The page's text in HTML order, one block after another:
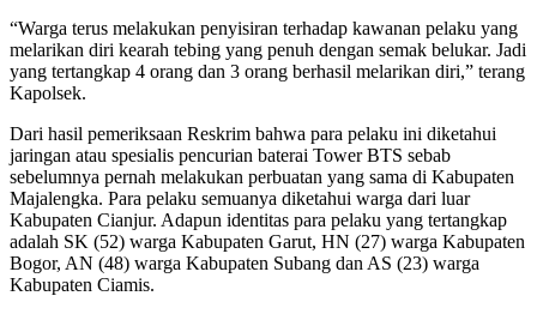
“Warga terus melakukan penyisiran terhadap kawanan pelaku yang
melarikan diri kearah tebing yang penuh dengan semak belukar. Jadi
yang tertangkap 4 orang dan 3 orang berhasil melarikan diri,” terang
Kapolsek.
Dari hasil pemeriksaan Reskrim bahwa para pelaku ini diketahui
jaringan atau spesialis pencurian baterai Tower BTS sebab
sebelumnya pernah melakukan perbuatan yang sama di Kabupaten
Majalengka. Para pelaku semuanya diketahui warga dari luar
Kabupaten Cianjur. Adapun identitas para pelaku yang tertangkap
adalah SK (52) warga Kabupaten Garut, HN (27) warga Kabupaten
Bogor, AN (48) warga Kabupaten Subang dan AS (23) warga
Kabupaten Ciamis.